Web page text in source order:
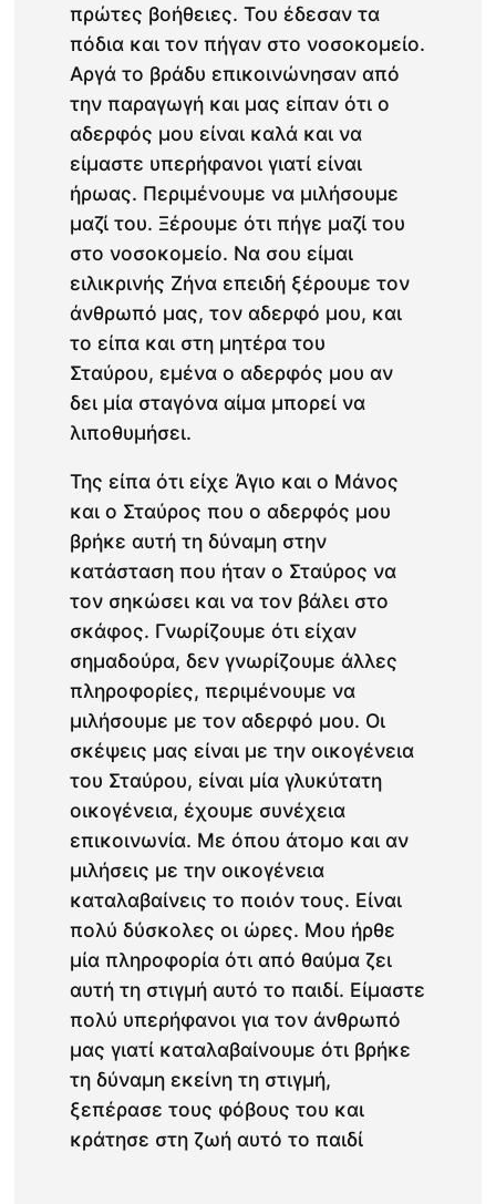
πρώτες βοήθειες. Του έδεσαν τα
πόδια και τον πήγαν στο νοσοκομείο.
Αργά το βράδυ επικοινώνησαν από
την παραγωγή και μας είπαν ότι ο
αδερφός μου είναι καλά και να
είμαστε υπερήφανοι γιατί είναι
ήρωας. Περιμένουμε να μιλήσουμε
μαζί του. Ξέρουμε ότι πήγε μαζί του
στο νοσοκομείο. Να σου είμαι
ειλικρινής Ζήνα επειδή ξέρουμε τον
άνθρωπό μας, τον αδερφό μου, και
το είπα και στη μητέρα του
Σταύρου, εμένα ο αδερφός μου αν
δει μία σταγόνα αίμα μπορεί να
λιποθυμήσει.
Της είπα ότι είχε Άγιο και ο Μάνος
και ο Σταύρος που ο αδερφός μου
βρήκε αυτή τη δύναμη στην
κατάσταση που ήταν ο Σταύρος να
τον σηκώσει και να τον βάλει στο
σκάφος. Γνωρίζουμε ότι είχαν
σημαδούρα, δεν γνωρίζουμε άλλες
πληροφορίες, περιμένουμε να
μιλήσουμε με τον αδερφό μου. Οι
σκέψεις μας είναι με την οικογένεια
του Σταύρου, είναι μία γλυκύτατη
οικογένεια, έχουμε συνέχεια
επικοινωνία. Με όπου άτομο και αν
μιλήσεις με την οικογένεια
καταλαβαίνεις το ποιόν τους. Είναι
πολύ δύσκολες οι ώρες. Μου ήρθε
μία πληροφορία ότι από θαύμα ζει
αυτή τη στιγμή αυτό το παιδί. Είμαστε
πολύ υπερήφανοι για τον άνθρωπό
μας γιατί καταλαβαίνουμε ότι βρήκε
τη δύναμη εκείνη τη στιγμή,
ξεπέρασε τους φόβους του και
κράτησε στη ζωή αυτό το παιδί